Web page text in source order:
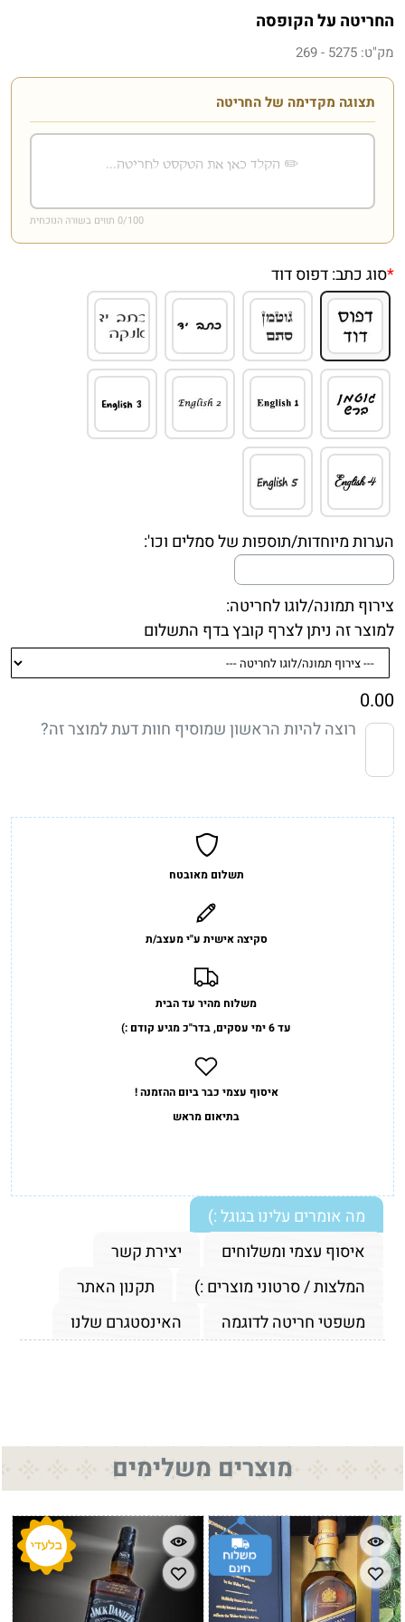
החריטה על הקופסה
מק"ט: 5275 - 269
תצוגה מקדימה של החריטה
0/100 תווים בשורה הנוכחית
*סוג כתב:דפוס דוד
הערות מיוחדות/תוספות של סמלים וכו':
צירוף תמונה/לוגו לחריטה:
למוצר זה ניתן לצרף קובץ בדף התשלום
0.00
רוצה להיות הראשון שמוסיף חוות דעת למוצר זה?
תשלום מאובטח
סקיצה אישית ע"י מעצב/ת
משלוח מהיר עד הבית
עד 6 ימי עסקים, בדר"כ מגיע קודם :)
איסוף עצמי כבר ביום ההזמנה !
בתיאום מראש
מה אומרים עלינו בגוגל :)
איסוף עצמי ומשלוחים
יצירת קשר
המלצות / סרטוני מוצרים :)
תקנון האתר
משפטי חריטה לדוגמה
האינסטגרם שלנו
מוצרים משלימים